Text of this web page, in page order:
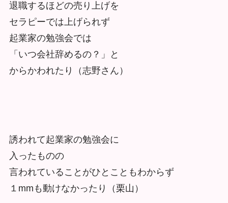
退職するほどの売り上げを
セラピーでは上げられず
起業家の勉強会では
「いつ会社辞めるの？」と
からかわれたり（志野さん）
誘われて起業家の勉強会に
入ったものの
言われていることがひとこともわからず
１mmも動けなかったり（栗山）